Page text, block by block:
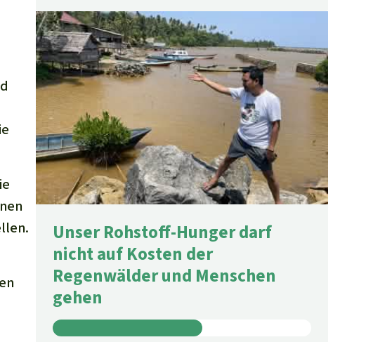
Unser Rohstoff-Hunger darf
nicht auf Kosten der
Regenwälder und Menschen
gehen